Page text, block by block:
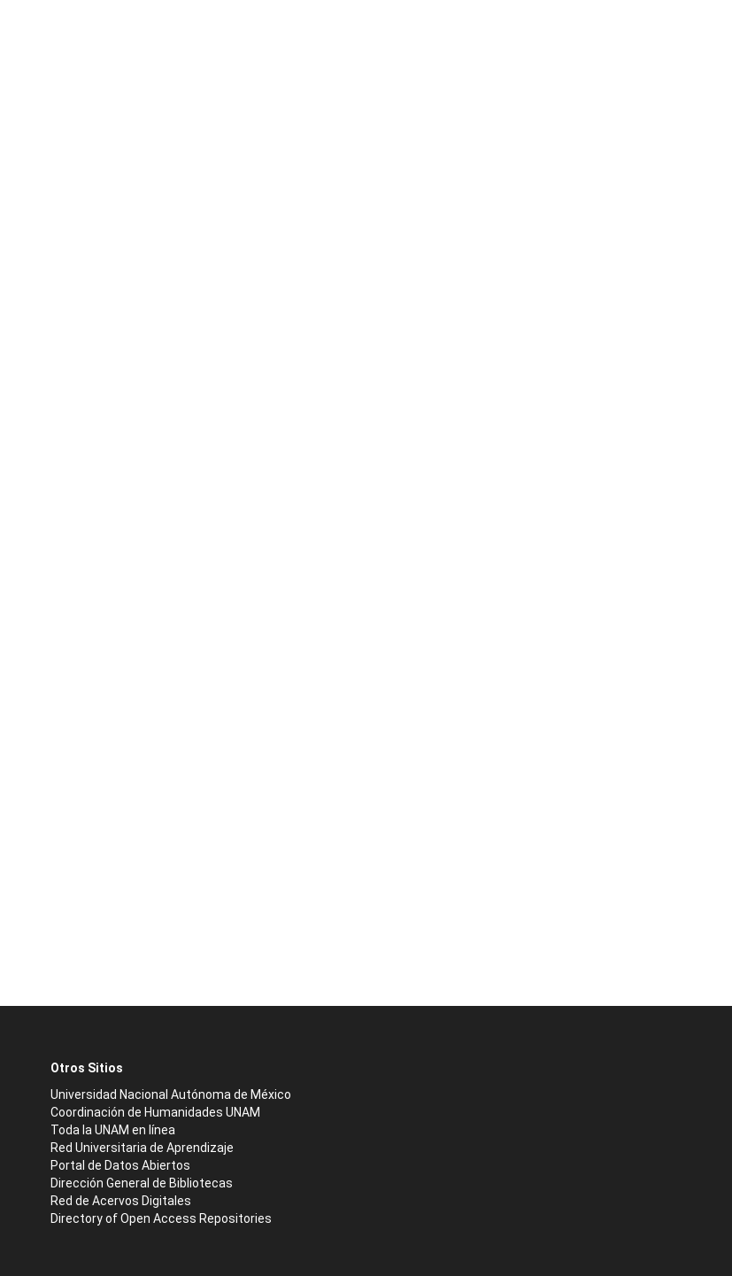
Otros Sitios
Universidad Nacional Autónoma de México
Coordinación de Humanidades UNAM
Toda la UNAM en línea
Red Universitaria de Aprendizaje
Portal de Datos Abiertos
Dirección General de Bibliotecas
Red de Acervos Digitales
Directory of Open Access Repositories